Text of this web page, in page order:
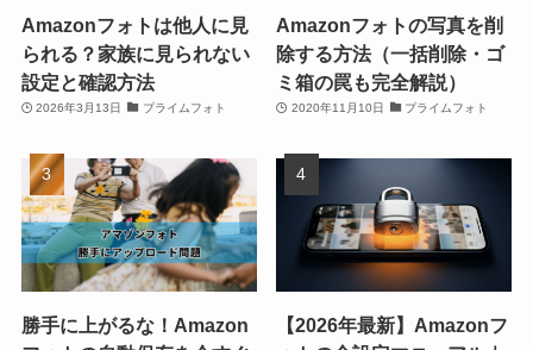
Amazonフォトは他人に見
られる？家族に見られない
設定と確認方法
2026年3月13日 プライムフォト
Amazonフォトの写真を削
除する方法（一括削除・ゴ
ミ箱の罠も完全解説）
2020年11月10日 プライムフォト
勝手に上がるな！Amazon
【2026年最新】Amazonフ